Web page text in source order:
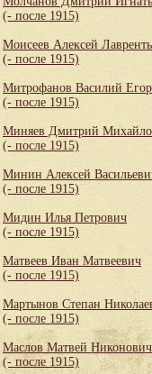
(- после 1915)
Моисеев Алексей
(- после 1915)
Митрофанов Василий
(- после 1915)
Миняев Дмитрий
(- после 1915)
Минин Алексей
(- после 1915)
Мидин Илья Петрович
(- после 1915)
Матвеев Иван Матвеевич
(- после 1915)
Мартынов Степан
(- после 1915)
Маслов Матвей Никонович
(- после 1915)